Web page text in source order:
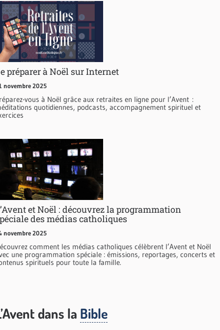
préparer à Noël sur Internet
novembre 2025
vous à Noël grâce aux retraites en ligne pour l’Avent :
quotidiennes, podcasts, accompagnement spirituel et
et Noël : découvrez la programmation
des médias catholiques
novembre 2025
comment les médias catholiques célèbrent l’Avent et Noël
une programmation spéciale : émissions, reportages, concerts et
spirituels pour toute la famille.
dans la Bible